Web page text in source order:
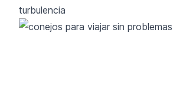
turbulencia